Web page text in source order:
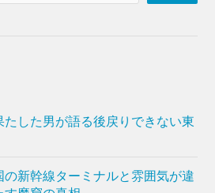
した男が語る後戻りできない東
新幹線ターミナルと雰囲気が違